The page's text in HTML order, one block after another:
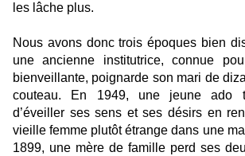
les lâche plus.
Nous avons donc trois époques bien
une ancienne institutrice, connue
bienveillante, poignarde son mari de
couteau. En 1949, une jeune ado
d’éveiller ses sens et ses désirs en
vieille femme plutôt étrange dans une
1899, une mère de famille perd ses